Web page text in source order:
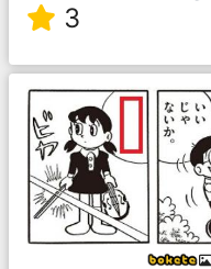
3